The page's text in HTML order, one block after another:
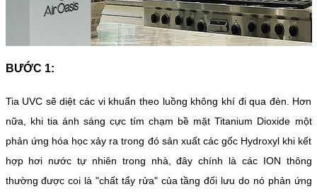
BƯỚC 1:
Tia UVC sẽ diệt các vi khuẩn theo luồng không khí đi qua đèn. Hơn
nữa, khi tia ánh sáng cực tím chạm bề mặt Titanium Dioxide một
phản ứng hóa học xảy ra trong đó sản xuất các gốc Hydroxyl khi kết
hợp hơi nước tự nhiên trong nhà, đây chính là các ION thông
thường được coi là "chất tẩy rửa" của tầng đối lưu do nó phản ứng